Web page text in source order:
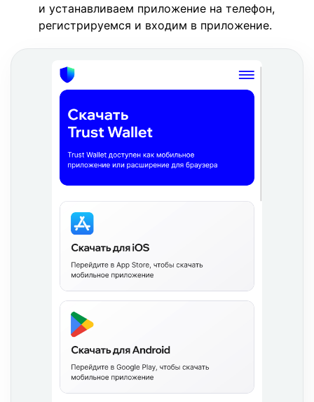
и устанавливаем приложение на телефон,
регистрируемся и входим в приложение.